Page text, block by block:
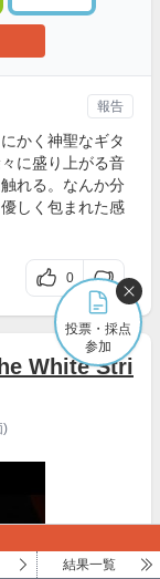
かく神聖なギタ
に盛り上がる音
れる。なんか分
しく包まれた感
0
報告
White Stri
)
投票・採点
参加
結果一覧